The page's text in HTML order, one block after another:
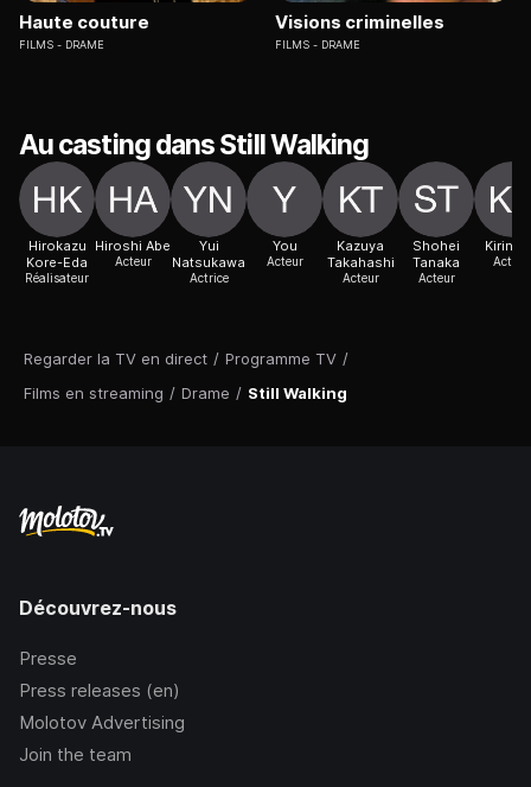
Regarder la TV en direct / Programme TV /
Films en streaming / Drame / Still Walking
Haute couture
FILMS DRAME
Visions criminelles
FILMS DRAME
Au casting dans Still Walking
Hirokazu
Kore-Eda
Réalisateur
Hiroshi Abe
Acteur
Yui
Natsukawa
Actrice
You
Acteur
Kazuya
Takahashi
Acteur
Shohei
Tanaka
Acteur
Kirin
Actrice
Découvrez-nous
Presse
Press releases (en)
Molotov Advertising
Join the team